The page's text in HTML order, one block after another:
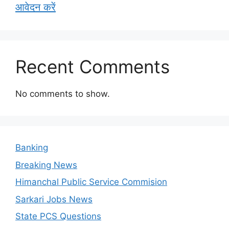
आवेदन करें
Recent Comments
No comments to show.
Banking
Breaking News
Himanchal Public Service Commision
Sarkari Jobs News
State PCS Questions